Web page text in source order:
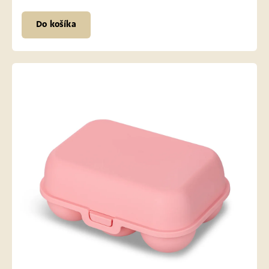
Do košíka